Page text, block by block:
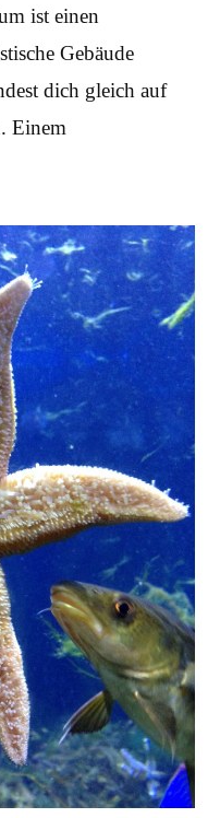
ist einen
Gebäude
dich gleich auf
Einem